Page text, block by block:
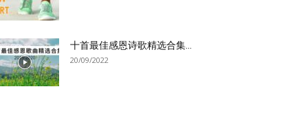
十首最佳感恩诗歌精选合集...
20/09/2022